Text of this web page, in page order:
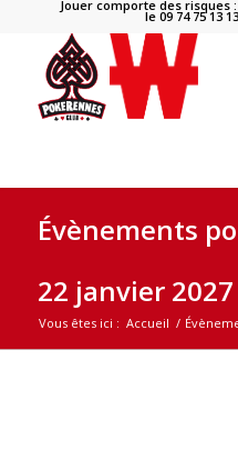
Jouer comporte des risques
le 09 74 75 13
Évènements
22 janvier 2027
Vous êtes ici : Accueil /